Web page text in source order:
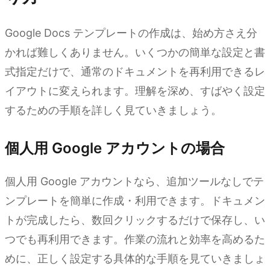
Google Docs テンプレートの作成は、始め方さえ分
かれば難しくありません。いくつかの簡単な設定と書
式指定だけで、通常のドキュメントを再利用できるレ
イアウトに変えられます。理解を深め、すばやく設定
するための手順を詳しく見ていきましょう。
個人用 Google アカウントの場合
個人用 Google アカウントなら、追加ツールなしでテ
ンプレートを簡単に作成・利用できます。ドキュメン
トが完成したら、数回クリックするだけで保存し、い
つでも再利用できます。作業の流れと効率を高めるた
めに、正しく設定する具体的な手順を見ていきましょ